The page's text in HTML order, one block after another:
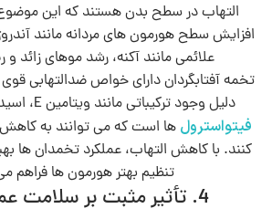
التهاب در سطح بدن هستند که این
افزایش سطح هورمون‌ های مردانه مانند
علائمی مانند آکنه، رشد موهای زائد
تخمه آفتابگردان دارای خواص ضدالتهابی
دلیل وجود ترکیباتی مانند ویتامین E، اسید های چرب سالم و
فیتواسترول‌ ها است که می‌ توانند به
کنند. با کاهش التهاب، عملکرد تخمدان‌ ها
تنظیم بهتر هورمون‌ ها فراهم
4. تأثیر مثبت بر سلامت عمومی زنان